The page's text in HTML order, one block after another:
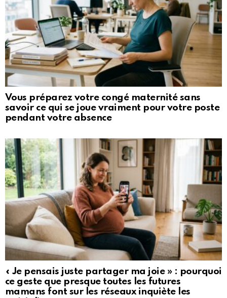
Vous préparez votre congé maternité sans
savoir ce qui se joue vraiment pour votre poste
pendant votre absence
« Je pensais juste partager ma joie » : pourquoi
ce geste que presque toutes les futures
mamans font sur les réseaux inquiète les